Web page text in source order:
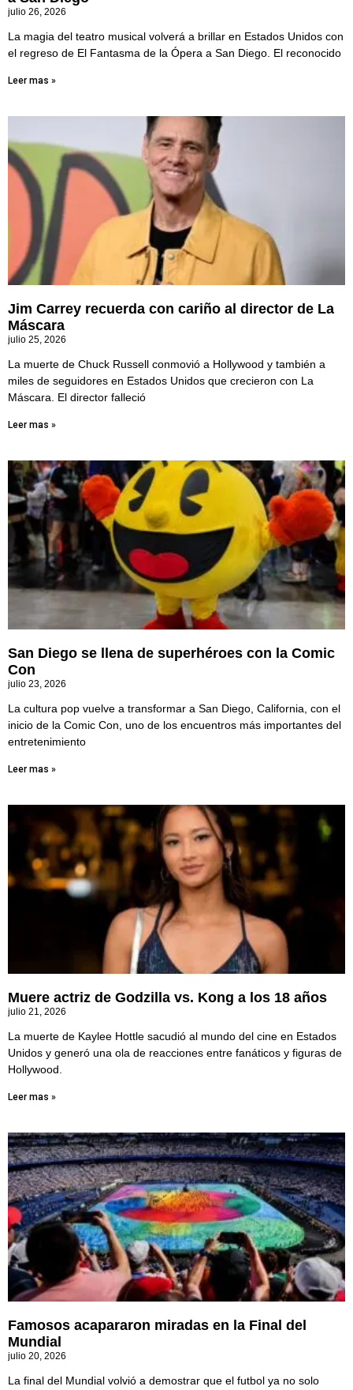
julio 26, 2026
La magia del teatro musical volverá a brillar en Estados Unidos con
el regreso de El Fantasma de la Ópera a San Diego. El reconocido
Leer mas »
Jim Carrey recuerda con cariño al director de La
Máscara
julio 25, 2026
La muerte de Chuck Russell conmovió a Hollywood y también a
miles de seguidores en Estados Unidos que crecieron con La
Máscara. El director falleció
Leer mas »
San Diego se llena de superhéroes con la Comic
Con
julio 23, 2026
La cultura pop vuelve a transformar a San Diego, California, con el
inicio de la Comic Con, uno de los encuentros más importantes del
entretenimiento
Leer mas »
Muere actriz de Godzilla vs. Kong a los 18 años
julio 21, 2026
La muerte de Kaylee Hottle sacudió al mundo del cine en Estados
Unidos y generó una ola de reacciones entre fanáticos y figuras de
Hollywood.
Leer mas »
Famosos acapararon miradas en la Final del
Mundial
julio 20, 2026
La final del Mundial volvió a demostrar que el futbol ya no solo